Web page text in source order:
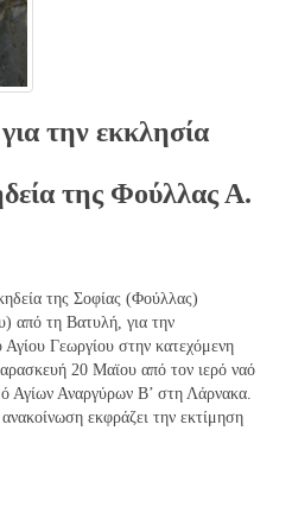
την εκκλησία
της Φούλλας Α.
της Σοφίας (Φούλλας)
από τη Βατυλή, για την
Γεωργίου στην κατεχόμενη
20 Μαϊου από τον ιερό ναό
Αγίων Αναργύρων Β’ στη Λάρνακα.
εκφράζει την εκτίμηση